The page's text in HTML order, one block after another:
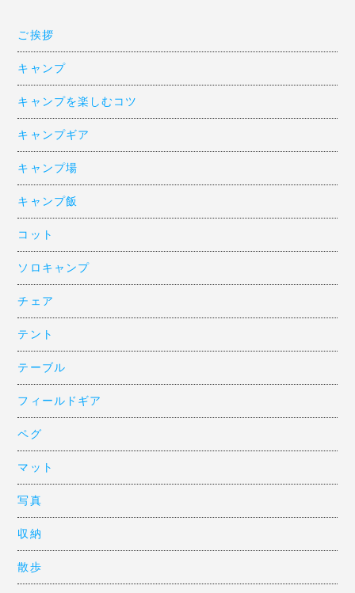
ご挨拶
キャンプ
キャンプを楽しむコツ
キャンプギア
キャンプ場
キャンプ飯
コット
ソロキャンプ
チェア
テント
テーブル
フィールドギア
ペグ
マット
写真
収納
散歩